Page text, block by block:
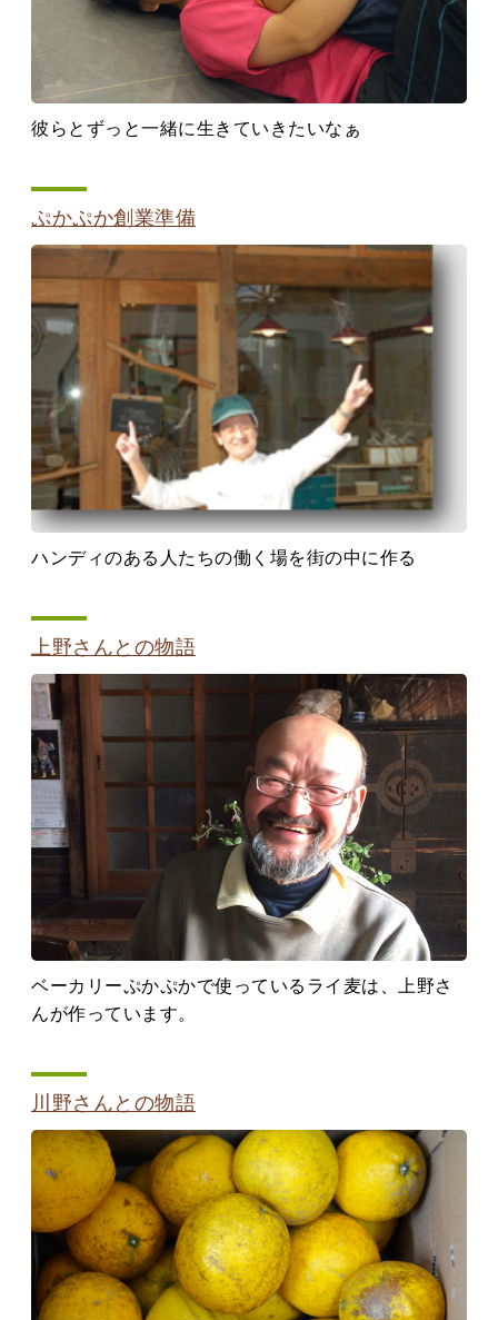
彼らとずっと一緒に生きていきたいなぁ
ぷかぷか創業準備
ハンディのある人たちの働く場を街の中に作る
上野さんとの物語
ベーカリーぷかぷかで使っているライ麦は、上野さ
んが作っています。
川野さんとの物語